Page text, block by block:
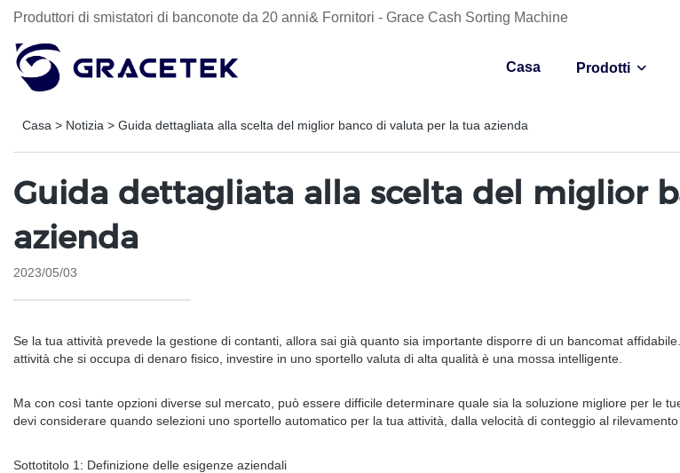
Produttori di smistatori di banconote da 20 anni& Fornitori - Grace Cash Sorting Machine
Casa Prodotti
Casa > Notizia > Guida dettagliata alla scelta del miglior banco di valuta per la tua azienda
Guida dettagliata alla scelta del miglior
azienda
2023/05/03
Se la tua attività prevede la gestione di contanti, allora sai già quanto sia importante disporre di un bancomat
attività che si occupa di denaro fisico, investire in uno sportello valuta di alta qualità è una mossa intelligente.
Ma con così tante opzioni diverse sul mercato, può essere difficile determinare quale sia la soluzione migliore per le
devi considerare quando selezioni uno sportello automatico per la tua attività, dalla velocità di conteggio al
Sottotitolo 1: Definizione delle esigenze aziendali